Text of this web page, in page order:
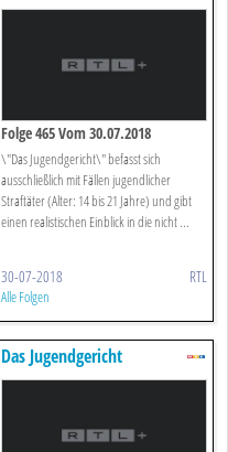
Folge 465 Vom 30.07.2018
\"Das Jugendgericht\" befasst sich
ausschließlich mit Fällen jugendlicher
Straftäter (Alter: 14 bis 21 Jahre) und gibt
einen realistischen Einblick in die nicht ...
30-07-2018 RTL
Alle Folgen
Das Jugendgericht